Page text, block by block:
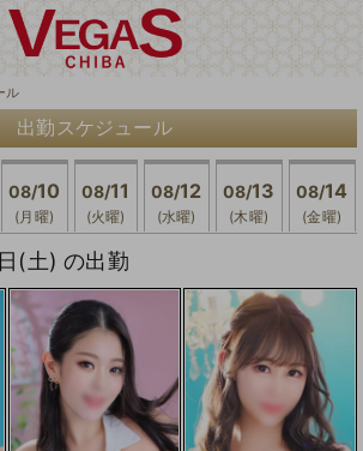
ル
出勤スケジュール
08/10
(月曜)
08/11
(火曜)
08/12
(水曜)
08/13
(木曜)
08/14
(金曜)
(土) の出勤